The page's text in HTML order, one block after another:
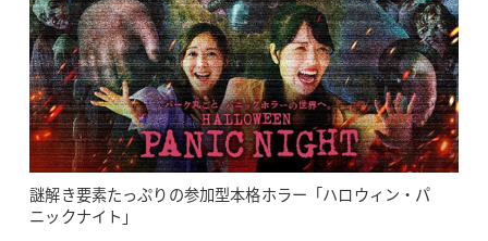
謎解き要素たっぷりの参加型本格ホラー「ハロウィン・パ
ニックナイト」